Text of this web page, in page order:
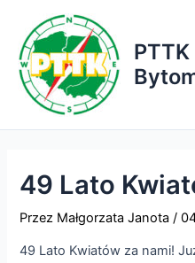
treści
PTTK
49 Lato
Przez Małgorzata Janota/
49 Lato Kwiatów za nami!